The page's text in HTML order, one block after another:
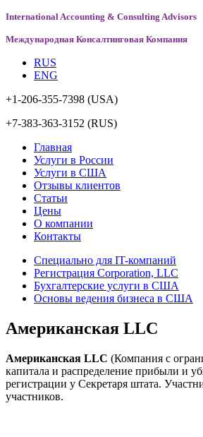
International Accounting & Consulting Advisors
Международная Консалтинговая Компания
RUS
ENG
+1-206-355-7398 (USA)
+7-383-363-3152 (RUS)
Главная
Услуги в России
Услуги в США
Отзывы клиентов
Статьи
Цены
О компании
Контакты
Специально для IT-компаний
Регистрация Corporation, LLC
Бухгалтерские услуги в США
Основы ведения бизнеса в США
Американская LLC
Американская LLC (Компания с
капитала и распределение прибыли и
регистрации у Секретаря штата.
участников.